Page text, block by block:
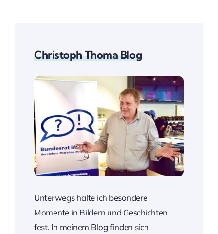
Christoph Thoma Blog
Unterwegs halte ich besondere
Momente in Bildern und Geschichten
fest. In meinem Blog finden sich